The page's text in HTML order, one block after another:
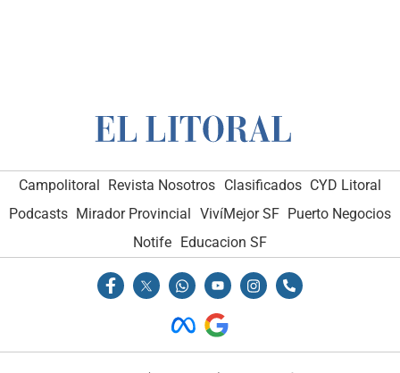
Campolitoral Revista Nosotros Clasificados CYD Litoral
Podcasts Mirador Provincial VivíMejor SF Puerto Negocios
Notife Educacion SF